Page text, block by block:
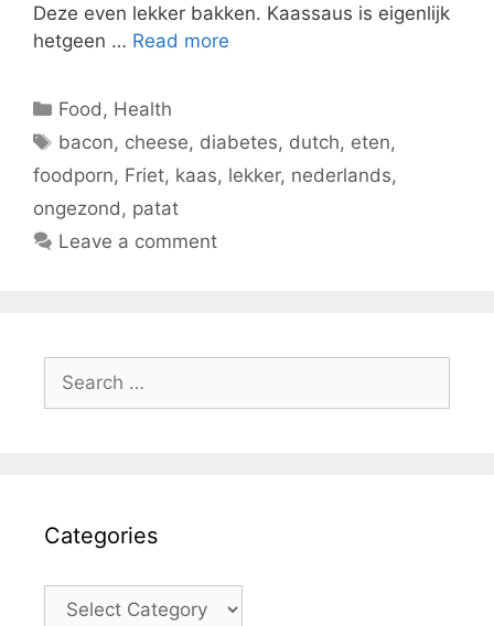
Deze even lekker bakken. Kaassaus is eigenlijk
hetgeen … Read more
Categories
Food , Health
Tags
bacon, cheese, diabetes, dutch, eten,
foodporn, Friet, kaas, lekker, nederlands,
ongezond , patat
Leave a comment
for:
Categories
Categories